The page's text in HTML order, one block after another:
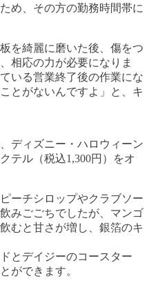
め、その方の勤務時間帯に
を綺麗に磨いた後、傷をつ
相応の力が必要になりま
いる営業終了後の作業にな
とがないんですよ」と、キ
ディズニー・ハロウィーン
テル（税込1,300円）をオ
ーチシロップやクラブソー
みごごちでしたが、マンゴ
むと甘さが増し、銀箔のキ
とデイジーのコースター
ができます。